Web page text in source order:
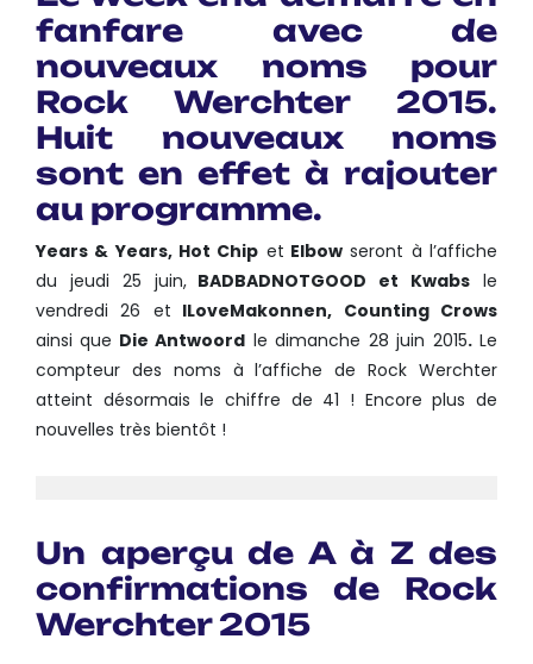
fanfare avec de
nouveaux noms pour
Rock
Werchter2015.
Huit nouveaux noms
sont en effet à rajouter
au programme.
Years & Years, Hot Chip et Elbow seront à l’affiche
du jeudi 25 juin,BADBADNOTGOOD et Kwabs le
vendredi 26 et ILoveMakonnen, Counting Crows
ainsi que Die Antwoord le dimanche 28 juin 2015.Le
compteur des noms à l’affiche deRock Werchter
atteint désormais le chiffre de 41 ! Encore plus de
nouvelles très bientôt !
Un aperçu de A à Z des
confirmations de Rock
Werchter2015